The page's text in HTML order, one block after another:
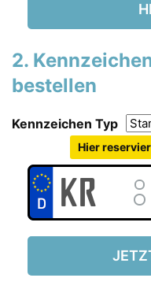
2.
bestellen
Kennzeichen Typ
Hier